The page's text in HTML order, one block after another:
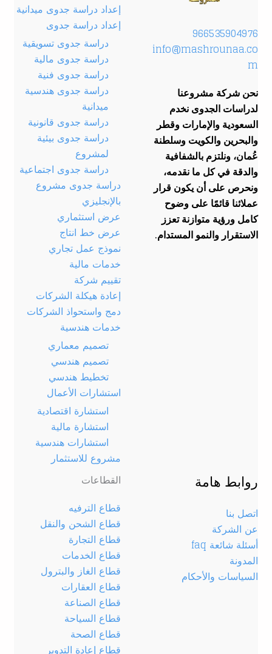
966535904976
info@mashrounaa.co
m
نحن شركة مشروعنا
لدراسات الجدوى نخدم
السعودية والإمارات وقطر
والبحرين والكويت وسلطنة
عُمان، ونلتزم بالشفافية
والدقة في كل ما نقدمه،
ونحرص على أن يكون قرار
عملائنا قائمًا على وضوح
كامل ورؤية متوازنة تعزز
الاستقرار والنمو المستدام.
إعداد دراسة جدوى ميدانية
إعداد دراسة جدوى
دراسة جدوى تسويقية
دراسة جدوى مالية
دراسة جدوى فنية
دراسة جدوى هندسية
ميدانية
دراسة جدوى قانونية
دراسة جدوى بيئية
لمشروع
دراسة جدوى اجتماعية
دراسة جدوى مشروع
بالإنجليزي
عرض استثماري
عرض خط انتاج
نموذج عمل تجاري
خدمات مالية
تقييم شركة
إعادة هيكلة الشركات
دمج واستحواذ الشركات
خدمات هندسية
تصميم معماري
تصميم هندسي
تخطيط هندسي
استشارات الأعمال
استشارة اقتصادية
استشارة مالية
استشارات هندسية
مشروع للاستثمار
روابط هامة
اتصل بنا
عن الشركة
أسئلة شائعة faq
المدونة
السياسات والأحكام
القطاعات
قطاع الترفيه
قطاع الشحن والنقل
قطاع التجارة
قطاع الخدمات
قطاع الغاز والبترول
قطاع العقارات
قطاع الصناعة
قطاع السياحة
قطاع الصحة
قطاع إعادة التدوير